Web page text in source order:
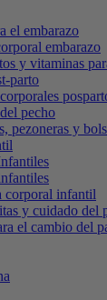
el embarazo
embarazo
y vitaminas
parto
pecho
pezoneras y
corporal infantil
y cuidado del
el cambio del